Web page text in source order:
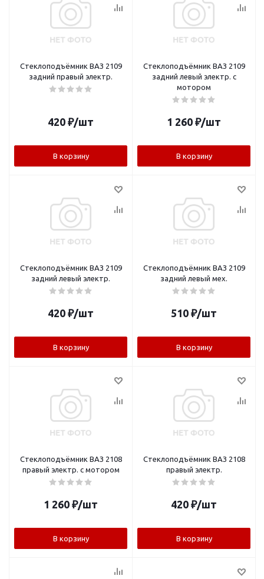
Стеклоподъёмник ВАЗ 2109
задний правый электр.
420 ₽/шт
В корзину
Стеклоподъёмник ВАЗ 2109
задний левый электр. с
мотором
1 260 ₽/шт
В корзину
Стеклоподъёмник ВАЗ 2109
задний левый электр.
420 ₽/шт
В корзину
Стеклоподъёмник ВАЗ 2109
задний левый мех.
510 ₽/шт
В корзину
Стеклоподъёмник ВАЗ 2108
правый электр. с мотором
1 260 ₽/шт
В корзину
Стеклоподъёмник ВАЗ 2108
правый электр.
420 ₽/шт
В корзину